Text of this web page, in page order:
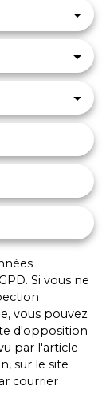
Si vous ne
vous pouvez
d'opposition
par l'article
sur le site
courrier